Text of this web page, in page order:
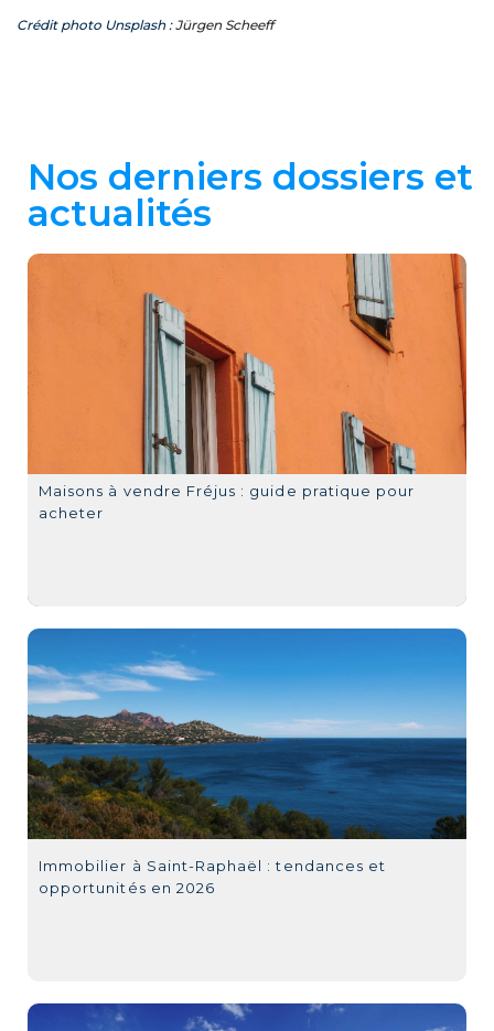
Crédit photo Unsplash :Jürgen Scheeff
Nos derniers dossiers et
actualités
Maisons à vendre Fréjus : guide pratique pour
acheter
Immobilier à Saint-Raphaël : tendances et
opportunités en 2026